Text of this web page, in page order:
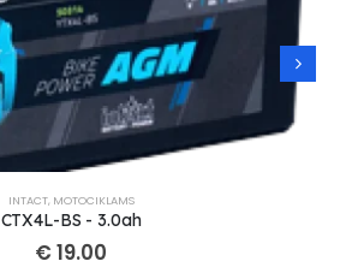
INTACT, MOTOCIKLAMS
CTX4L-BS - 3.0ah
€ 19.00